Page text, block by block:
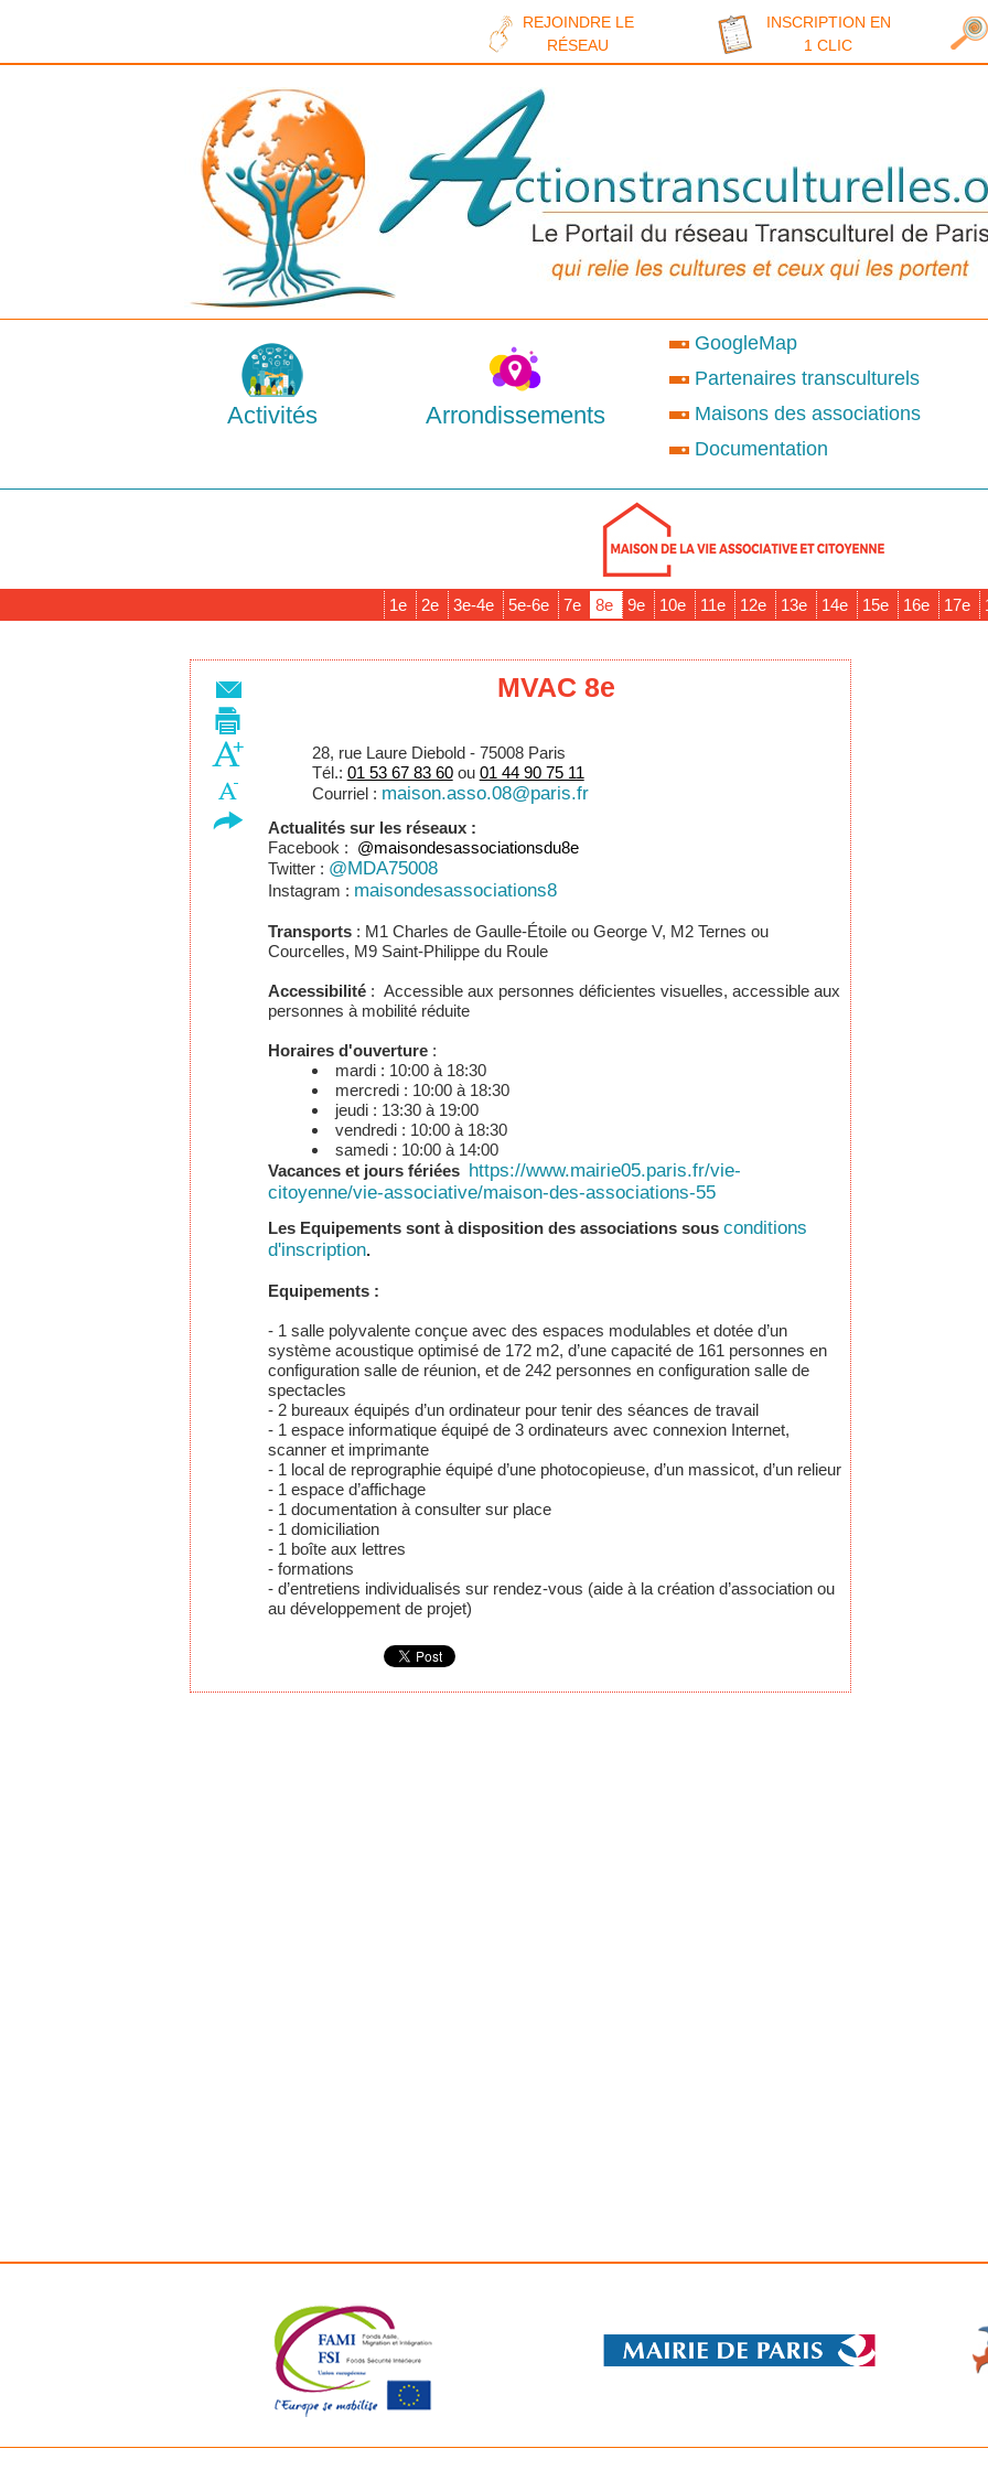
REJOINDRE LE
RÉSEAU
INSCRIPTION EN
1 CLIC
Activités Arrondissements
GoogleMap
Partenaires transculturels
Maisons des associations
Documentation
1e 2e 3e-4e 5e-6e 7e 8e 9e 10e 11e 12e 13e 14e 15e 16e 17e
MVAC 8e
28, rue Laure Diebold - 75008 Paris
Tél.: 01 53 67 83 60ou 01 44 90 75 11
Courriel : maison.asso.08@paris.fr
Actualités sur les réseaux :
Facebook : @maisondesassociationsdu8e
Twitter : @MDA75008
Instagram : maisondesassociations8
​Transports : M1 Charles de Gaulle-Étoile ou George V, M2 Ternes ou
Courcelles, M9 Saint-Philippe du Roule
Accessibilité : Accessible aux personnes déficientes visuelles, accessible aux
personnes à mobilité réduite
Horaires d'ouverture:
mardi : 10:00 à 18:30
mercredi : 10:00 à 18:30
jeudi : 13:30 à 19:00
vendredi : 10:00 à 18:30
samedi : 10:00 à 14:00
Vacances et jours fériées https://www.mairie05.paris.fr/vie-
citoyenne/vie-associative/maison-des-associations-55
Les Equipements sont à disposition des associations sous conditions
d'inscription.
Equipements :
- 1 salle polyvalente conçue avec des espaces modulables et dotée d’un
système acoustique optimisé de 172 m2, d’une capacité de 161 personnes en
configuration salle de réunion, et de 242 personnes en configuration salle de
spectacles
- 2 bureaux équipés d’un ordinateur pour tenir des séances de travail
- 1 espace informatique équipé de 3 ordinateurs avec connexion Internet,
scanner et imprimante
- 1 local de reprographie équipé d’une photocopieuse, d’un massicot, d’un relieur
- 1 espace d’affichage
- 1 documentation à consulter sur place
- 1 domiciliation
- 1 boîte aux lettres
- formations
- d’entretiens individualisés sur rendez-vous (aide à la création d’association ou
au développement de projet)